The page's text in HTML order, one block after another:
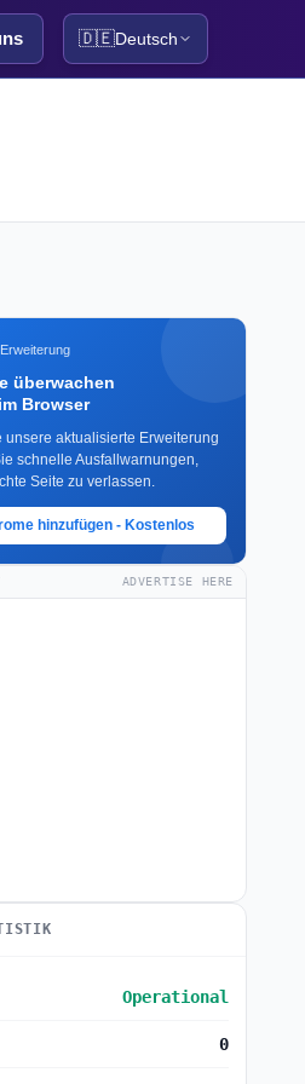
🇩🇪Deutsch
überwachen
Browser
unsere aktualisierte Erweiterung
schnelle Ausfallwarnungen,
Seite zu verlassen.
hinzufügen - Kostenlos
ADVERTISE HERE
Operational
0